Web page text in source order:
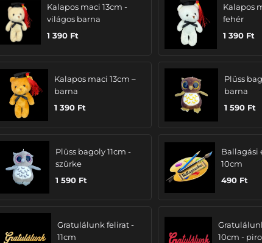
Kalapos maci 13cm -
világos barna
1 390 Ft
Kalapos
fehér
1 390 Ft
Kalapos maci 13cm –
barna
1 390 Ft
Plüss
barna
1 590 Ft
Plüss bagoly 11cm -
szürke
1 590 Ft
Ballagási
10cm
490 Ft
Gratulálunk felirat -
11cm
10cm -